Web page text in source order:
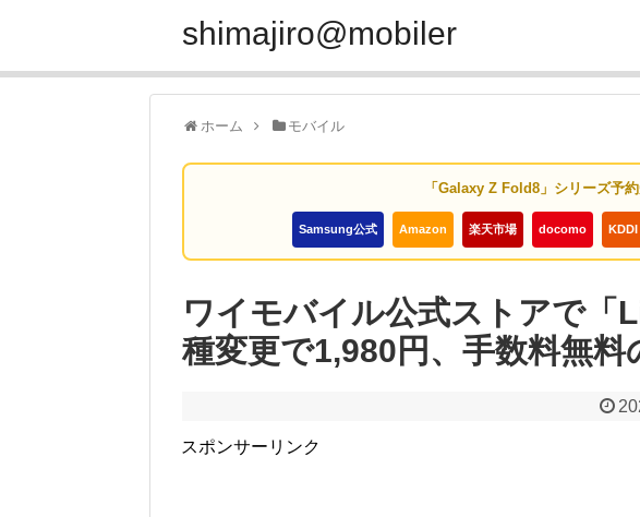
shimajiro@mobiler
ホーム モバイル
「Galaxy Z Fold8」シリーズ予
Samsung公式 Amazon 楽天市場 docomo KDDI
ワイモバイル公式ストアで「
種変更で1,980円、手数料無料
スポンサーリンク